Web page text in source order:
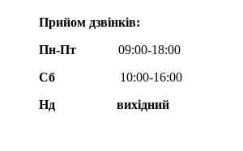
Прийом дзвінків:
Пн-Пт
09:00-18:00
Сб
10:00-16:00
Нд вихідний